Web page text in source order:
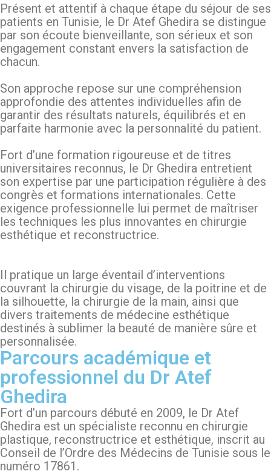
Présent et attentif à chaque étape du séjour de ses
patients en Tunisie, le Dr Atef Ghedira se distingue
par son écoute bienveillante, son sérieux et son
engagement constant envers la satisfaction de
chacun.
Son approche repose sur une compréhension
approfondie des attentes individuelles afin de
garantir des résultats naturels, équilibrés et en
parfaite harmonie avec la personnalité du patient.
Fort d’une formation rigoureuse et de titres
universitaires reconnus, le Dr Ghedira entretient
son expertise par une participation régulière à des
congrès et formations internationales. Cette
exigence professionnelle lui permet de maîtriser
les techniques les plus innovantes en chirurgie
esthétique et reconstructrice.
Il pratique un large éventail d’interventions
couvrant la chirurgie du visage, de la poitrine et de
la silhouette, la chirurgie de la main, ainsi que
divers traitements de médecine esthétique
destinés à sublimer la beauté de manière sûre et
personnalisée.
Parcours académique et
professionnel du Dr Atef
Ghedira
Fort d’un parcours débuté en 2009, le Dr Atef
Ghedira est un spécialiste reconnu en chirurgie
plastique, reconstructrice et esthétique, inscrit au
Conseil de l’Ordre des Médecins de Tunisie sous le
numéro 17861.